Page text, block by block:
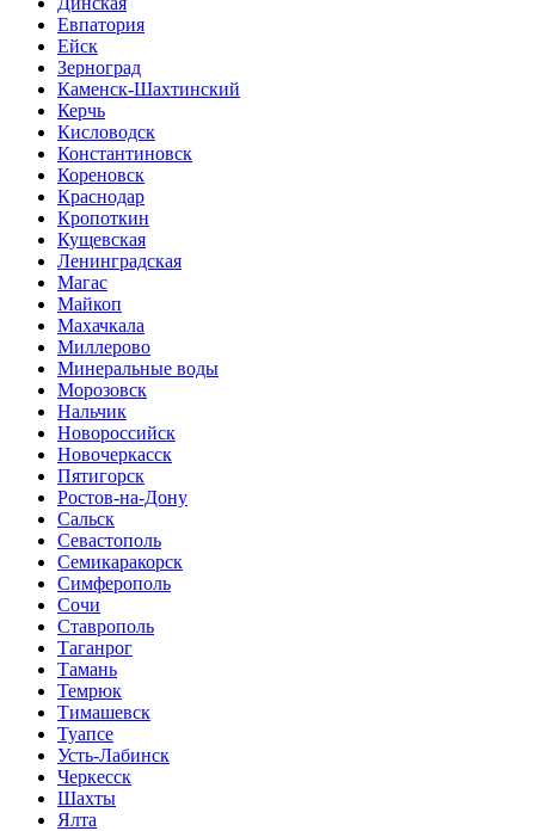
Евпатория
Ейск
Зерноград
Каменск-Шахтинский
Керчь
Кисловодск
Константиновск
Кореновск
Краснодар
Кропоткин
Кущевская
Ленинградская
Магас
Майкоп
Махачкала
Миллерово
Минеральные воды
Морозовск
Нальчик
Новороссийск
Новочеркасск
Пятигорск
Ростов-на-Дону
Сальск
Севастополь
Семикаракорск
Симферополь
Сочи
Ставрополь
Таганрог
Тамань
Темрюк
Тимашевск
Туапсе
Усть-Лабинск
Черкесск
Шахты
Ялта